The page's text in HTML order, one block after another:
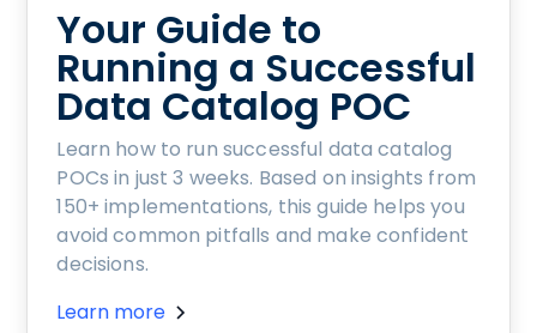
Your Guide to
Running a Successful
Data Catalog POC
Learn how to run successful data catalog
POCs in just 3 weeks. Based on insights from
150+ implementations, this guide helps you
avoid common pitfalls and make confident
decisions.
Learn more